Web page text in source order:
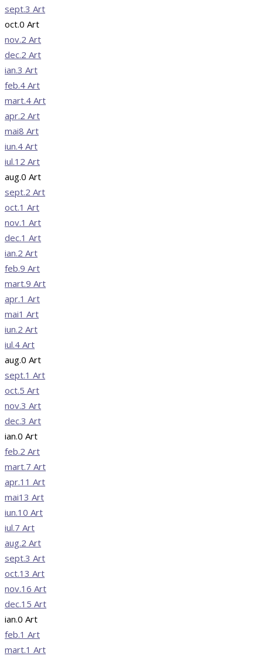
sept.3 Art
oct.0 Art
nov.2 Art
dec.2 Art
ian.3 Art
feb.4 Art
mart.4 Art
apr.2 Art
mai8 Art
iun.4 Art
iul.12 Art
aug.0 Art
sept.2 Art
oct.1 Art
nov.1 Art
dec.1 Art
ian.2 Art
feb.9 Art
mart.9 Art
apr.1 Art
mai1 Art
iun.2 Art
iul.4 Art
aug.0 Art
sept.1 Art
oct.5 Art
nov.3 Art
dec.3 Art
ian.0 Art
feb.2 Art
mart.7 Art
apr.11 Art
mai13 Art
iun.10 Art
iul.7 Art
aug.2 Art
sept.3 Art
oct.13 Art
nov.16 Art
dec.15 Art
ian.0 Art
feb.1 Art
mart.1 Art